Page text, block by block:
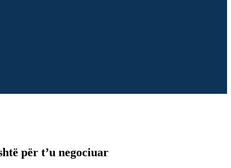
për t’u negociuar